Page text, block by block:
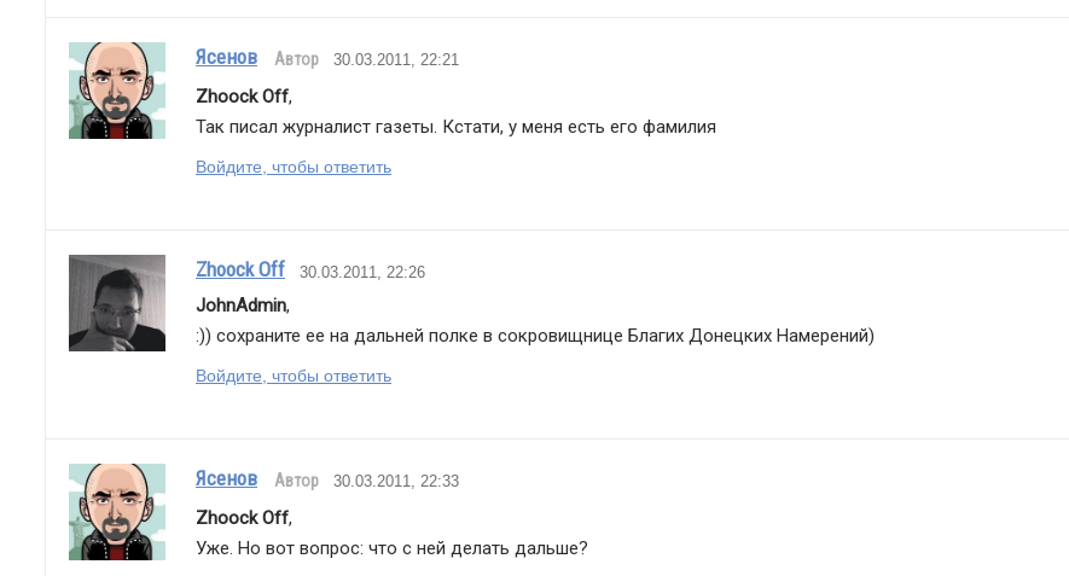
Ясенов Автор 30.03.2011, 22:21
Zhoock Off,
Так писал журналист газеты. Кстати, у меня есть его фамилия
Войдите, чтобы ответить
Zhoock Off 30.03.2011, 22:26
JohnAdmin,
:)) сохраните ее на дальней полке в сокровищнице Благих Донецких Намерений)
Войдите, чтобы ответить
Ясенов Автор 30.03.2011, 22:33
Zhoock Off,
Уже. Но вот вопрос: что с ней делать дальше?